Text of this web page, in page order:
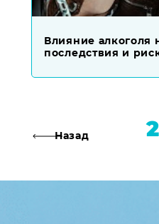
Влияние алкоголя
последствия и
navigation
Назад